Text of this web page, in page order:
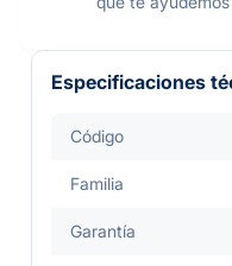
Especificaciones
Código
Familia
Garantía